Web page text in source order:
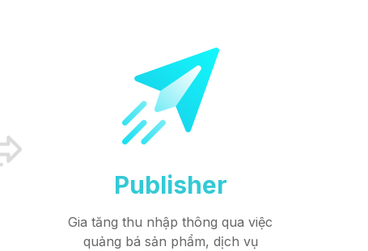
Publisher
Gia tăng thu nhập thông qua việc
quảng bá sản phẩm, dịch vụ